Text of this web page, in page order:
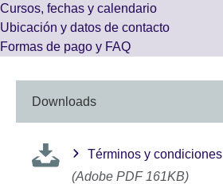
Cursos, fechas y calendario
Ubicación y datos de contacto
Formas de pago y FAQ
Downloads
Términos y condiciones
(Adobe PDF 161KB)